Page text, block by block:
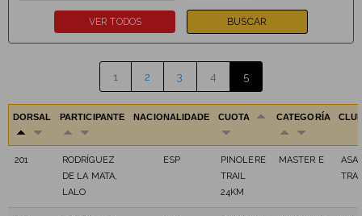
1 2 3 4 5
DORSAL PARTICIPANTE NACIONALIDADE CUOTA CATEGORÍA
201
RODRÍGUEZ
DE LA MATA,
LALO
ESP
PINOLERE
TRAIL
24KM
MASTER E